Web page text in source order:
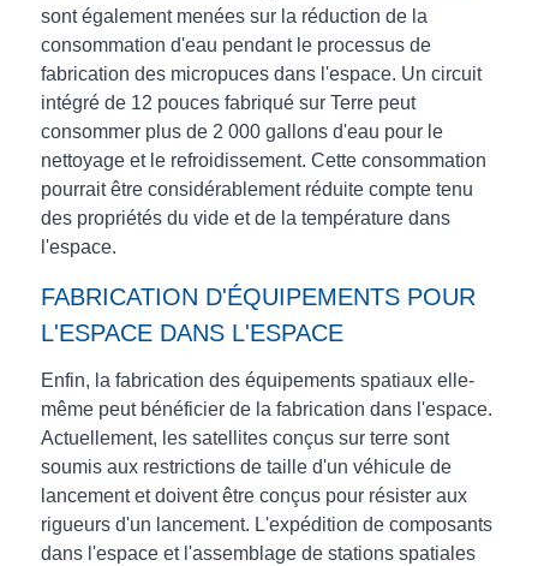
sont également menées sur la réduction de la
consommation d'eau pendant le processus de
fabrication des micropuces dans l'espace. Un circuit
intégré de 12 pouces fabriqué sur Terre peut
consommer plus de 2 000 gallons d'eau pour le
nettoyage et le refroidissement. Cette consommation
pourrait être considérablement réduite compte tenu
des propriétés du vide et de la température dans
l'espace.
FABRICATION D'ÉQUIPEMENTS POUR
L'ESPACE DANS L'ESPACE
Enfin, la fabrication des équipements spatiaux elle-
même peut bénéficier de la fabrication dans l'espace.
Actuellement, les satellites conçus sur terre sont
soumis aux restrictions de taille d'un véhicule de
lancement et doivent être conçus pour résister aux
rigueurs d'un lancement. L'expédition de composants
dans l'espace et l'assemblage de stations spatiales